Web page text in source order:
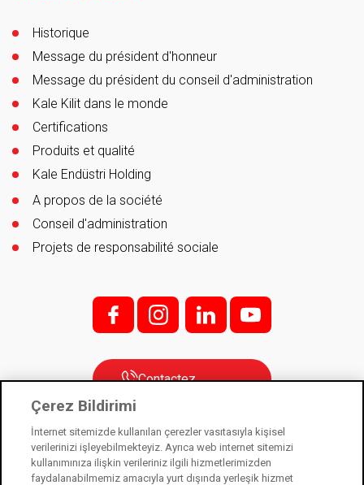
Historique
Message du président d'honneur
Message du président du conseil d'administration
Kale Kilit dans le monde
Certifications
Produits et qualité
Kale Endüstri Holding
A propos de la société
Conseil d'administration
Projets de responsabilité sociale
f; i; l y
Contactez
Kale Kilit est une filiale de Kale Industry Holding. © 2021
Loi sur la protection des données personnelles
Çerez Bildirimi
İnternet sitemizde kullanılan çerezler vasıtasıyla kişisel
verilerinizi işleyebilmekteyiz. Ayrıca web internet sitemizi
kullanımınıza ilişkin verileriniz ilgili hizmetlerimizden
faydalanabilmemiz amacıyla yurt dışında yerleşik hizmet